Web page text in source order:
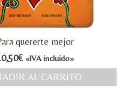
quererte mejor
€ «IVA incluido»
AL CARRITO